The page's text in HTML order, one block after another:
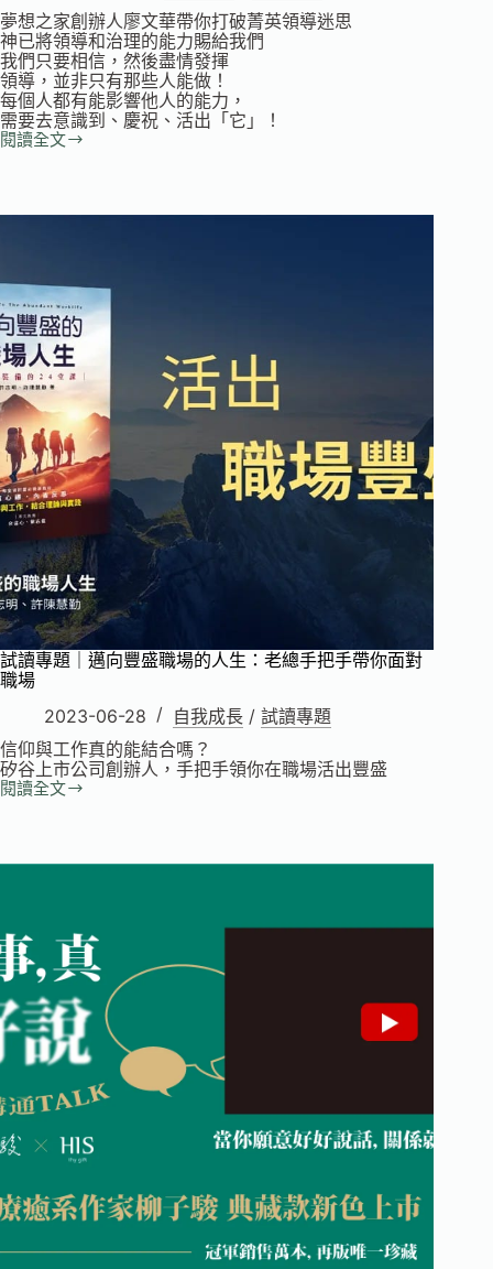
夢想之家創辦人廖文華帶你打破菁英領導迷思
神已將領導和治理的能力賜給我們
我們只要相信，然後盡情發揮
領導，並非只有那些人能做！
每個人都有能影響他人的能力，
需要去意識到、慶祝、活出「它」！
閱讀全文
試
你
沒
影
響
力
試讀專題｜邁向豐盛職場的人生：老總手把手帶你面對
職場
2023-06-28
自我成長 / 試讀專題
信仰與工作真的能結合嗎？
矽谷上市公司創辦人，手把手領你在職場活出豐盛
閱讀全文
試
｜
盛
職
場
的
人
生：
老
手
把
手
帶
面
對
職